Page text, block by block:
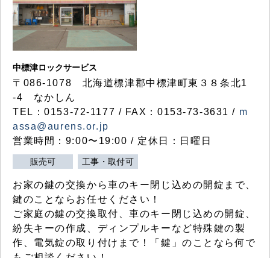
中標津ロックサービス
〒086-1078 北海道標津郡中標津町東３８条北1
-4 なかしん
TEL：0153-72-1177 / FAX：0153-73-3631 / m
assa@aurens.or.jp
営業時間：9:00〜19:00 / 定休日：日曜日
販売可 工事・取付可
お家の鍵の交換から車のキー閉じ込めの開錠まで、
鍵のことならお任せください！
ご家庭の鍵の交換取付、車のキー閉じ込めの開錠、
紛失キーの作成、ディンプルキーなど特殊鍵の製
作、電気錠の取り付けまで！「鍵」のことなら何で